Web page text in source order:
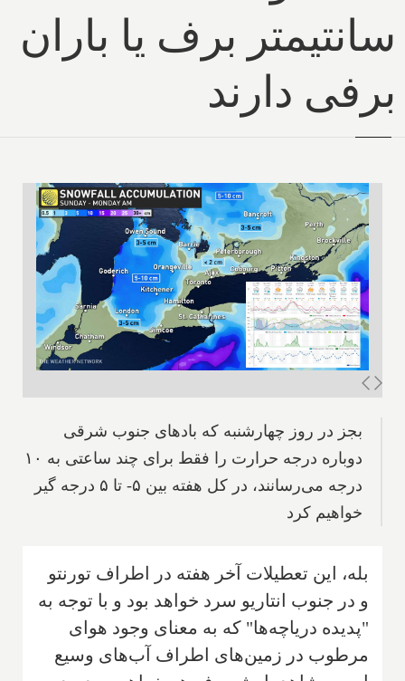
سانتیمتر برف یا باران
برفی دارند
بجز در روز چهارشنبه که بادهای جنوب شرقی
دوباره درجه حرارت را فقط برای چند ساعتی به ۱۰
درجه می‌رسانند، در کل هفته بین ۵- تا ۵ درجه گیر
خواهیم کرد
بله، این تعطیلات آخر هفته در اطراف تورنتو
و در جنوب انتاریو سرد خواهد بود و با توجه به
"پدیده دریاچه‌ها" که به معنای وجود هوای
مرطوب در زمین‌های اطراف آب‌های وسیع